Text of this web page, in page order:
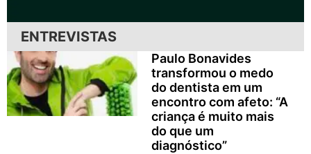
ENTREVISTAS
Paulo Bonavides
transformou o medo
do dentista em um
encontro com afeto: “A
criança é muito mais
do que um
diagnóstico”